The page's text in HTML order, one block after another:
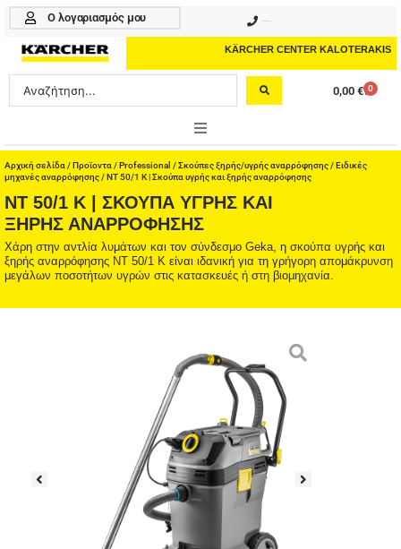
Μετάβαση
περιεχόμενο
Ο λογαριασμός μου
KÄRCHER CENTER KALOTERAKIS
Search
...
0,00 € 0
Cart
ONLINE SHOP
HOME & GARDEN
PROFESSIONAL
ΑΞΕΣΟΥΑΡ
Αρχική σελίδα /Προϊοντα /Professional /Σκούπες ξηρής/υγρής αναρρόφησης/Ειδικές
μηχανές αναρρόφησης/ NT 50/1 K | Σκούπα υγρής και ξηρής αναρρόφησης
NT 50/1 K | ΣΚΟΎΠΑ ΥΓΡΉΣ ΚΑΙ
ΞΗΡΉΣ ΑΝΑΡΡΌΦΗΣΗΣ
Χάρη στην αντλία λυμάτων και τον σύνδεσμο Geka, η σκούπα υγρής και
ξηρής αναρρόφησης NT 50/1 K είναι ιδανική για τη γρήγορη απομάκρυνση
μεγάλων ποσοτήτων υγρών στις κατασκευές ή στη βιομηχανία.